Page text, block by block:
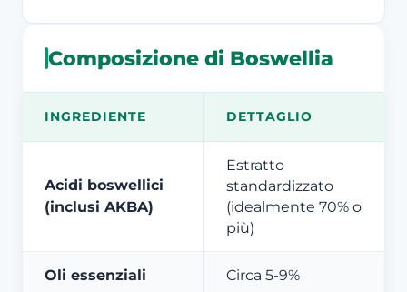
Composizione di Boswellia
INGREDIENTE DETTAGLIO
Acidi boswellici
(inclusi AKBA)
Estratto
standardizzato
(idealmente 70% o
più)
Oli essenziali Circa 5-9%